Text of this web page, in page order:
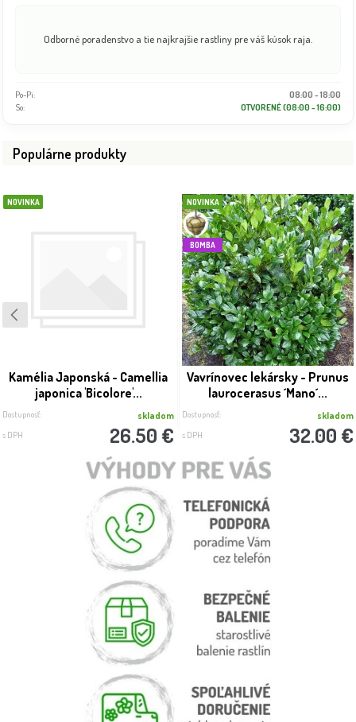
Odborné poradenstvo a tie najkrajšie rastliny pre váš kúsok raja.
Po-Pi:
08:00 - 18:00
So:
OTVORENÉ (08:00 - 16:00)
Populárne produkty
NOVINKA
Kamélia Japonská - Camellia
japonica 'Bicolore'...
Dostupnosť: skladom
s DPH 26.50 €
NOVINKA
BOMBA
Vavrínovec lekársky - Prunus
laurocerasus ´Mano´...
Dostupnosť: skladom
s DPH 32.00 €